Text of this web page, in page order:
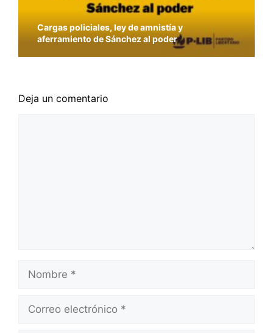
Cargas policiales, ley de amnistía y
aferramiento de Sánchez al poder
Deja un comentario
Nombre
Correo